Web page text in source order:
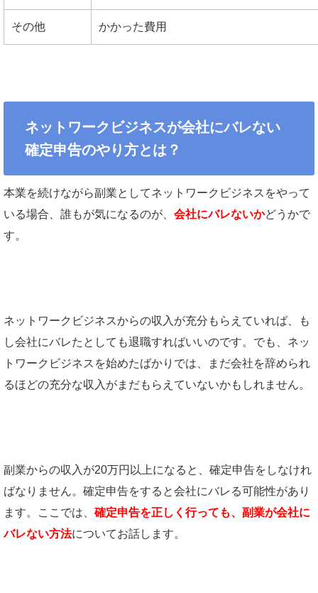
その他 かかった費用
ネットワークビジネスが会社にバレない
確定申告のやり方とは？
本業を続けながら副業としてネットワークビジネスをやって
いる場合、誰もが気になるのが、 会社にバレないかどうかで
す。
ネットワークビジネスからの収入が充分もらえていれば、も
し会社にバレたとしても退職すればいいのです。でも、ネッ
トワークビジネスを始めたばかりでは、まだ会社を辞められ
るほどの充分な収入がまだもらえていないかもしれません。
副業からの収入が20万円以上になると、確定申告をしなけれ
ばなりません。確定申告をすると会社にバレる可能性があり
ます。ここでは、 確定申告を正しく行っても、副業が会社に
バレない方法についてお話します。